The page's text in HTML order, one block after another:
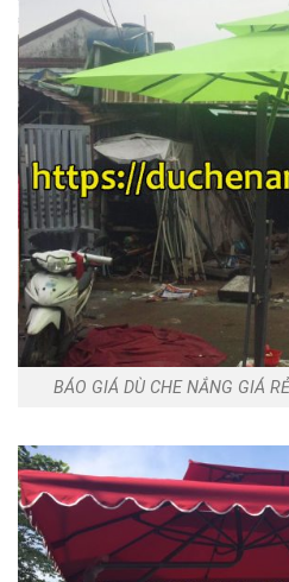
BÁO GIÁ DÙ CHE NẮNG GIÁ